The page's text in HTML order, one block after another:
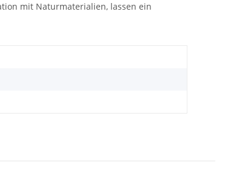
mit Naturmaterialien, lassen ein